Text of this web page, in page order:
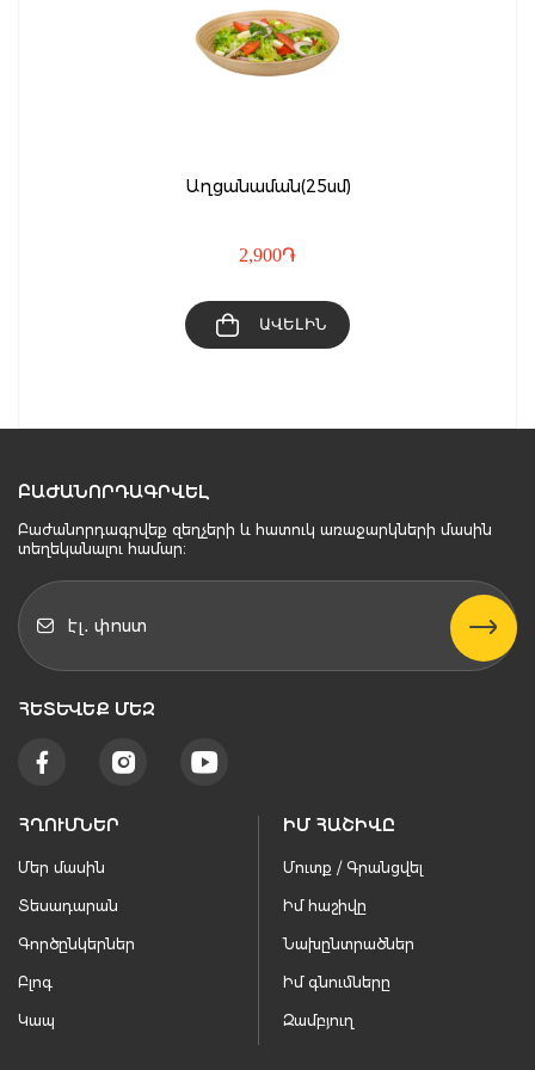
Աղցանաման(25սմ)
2,900֏
ԱՎԵԼԻՆ
ԲԱԺԱՆՈՐԴԱԳՐՎԵԼ
Բաժանորդագրվեք զեղչերի և հատուկ առաջարկների մասին
տեղեկանալու համար։
ՀԵՏԵՒԵՔ ՄԵԶ
ՀՂՈՒՄՆԵՐ
Մեր մասին
Տեսադարան
Գործընկերներ
Բլոգ
Կապ
ԻՄ ՀԱՇԻՎԸ
Մուտք / Գրանցվել
Իմ հաշիվը
Նախընտրածներ
Իմ գնումները
Զամբյուղ